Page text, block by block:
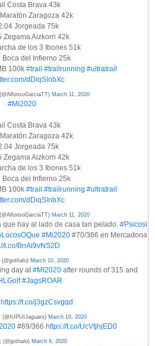
Costa Brava 43k
Zaragoza 42k
Jorgeada 75k
Zegama Aizkorri 42k
de los 3 Ibones 51k
Boca del Infierno 25k
100k #trail #trailrunning #ultratrail
dDiqSlnbXc
March 11, 2020
#Mi2020
Costa Brava 43k
Zaragoza 42k
Jorgeada 75k
Zegama Aizkorri 42k
de los 3 Ibones 51k
Boca del Infierno 25k
100k #trail #trailrunning #ultratrail
dDiqSlnbXc
March 11, 2020
hay al lado de casa tan pelado. #Psicosi
#Mi2020 #70/366 en Mercadona
t.co/BnAi9vNS2D
March 10, 2020
day at#MI2020after rounds of 315 and
#JagsROAR
https://t.co/j3gzCsvgqd
March 10, 2020
#69/366 https://t.co/UcVtjhjED0
(@gothalo) March 9, 2020